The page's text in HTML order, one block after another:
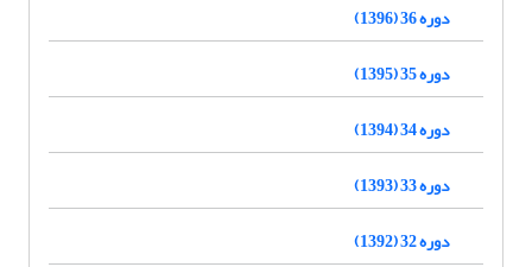
دوره 36 (1396)
دوره 35 (1395)
دوره 34 (1394)
دوره 33 (1393)
دوره 32 (1392)